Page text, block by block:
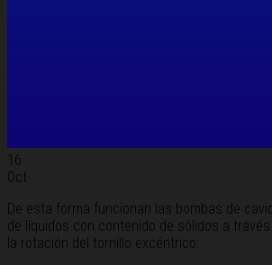
16
Oct
De esta forma funcionan las bombas de
de líquidos con contenido de sólidos a
la rotación del tornillo excéntrico.